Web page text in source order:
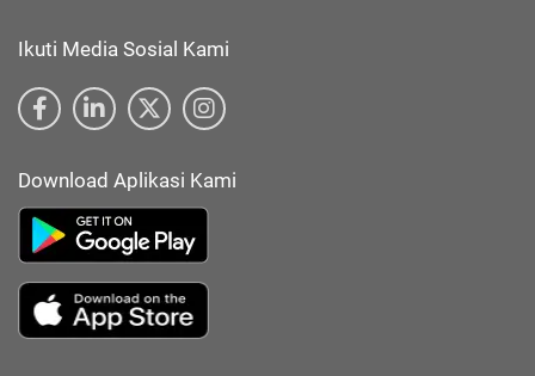
Ikuti Media Sosial Kami
Download Aplikasi Kami